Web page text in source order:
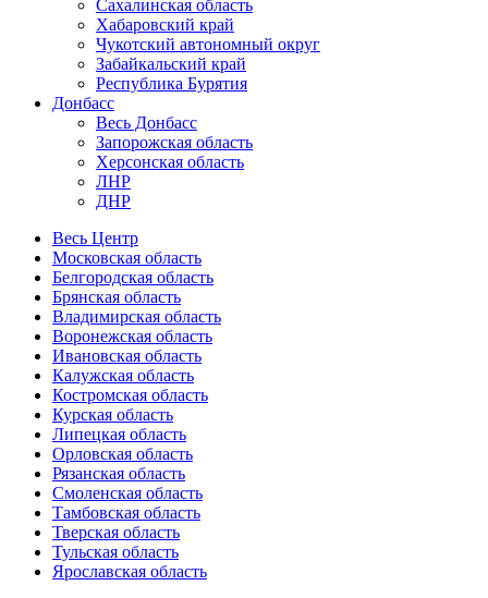
Сахалинская область
Хабаровский край
Чукотский автономный округ
Забайкальский край
Республика Бурятия
Донбасс
Весь Донбасс
Запорожская область
Херсонская область
ЛНР
ДНР
Весь Центр
Московская область
Белгородская область
Брянская область
Владимирская область
Воронежская область
Ивановская область
Калужская область
Костромская область
Курская область
Липецкая область
Орловская область
Рязанская область
Смоленская область
Тамбовская область
Тверская область
Тульская область
Ярославская область